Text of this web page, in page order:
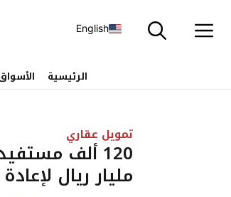
إلى
English
الرئيسية
تمويل عقاري
مليار ريال